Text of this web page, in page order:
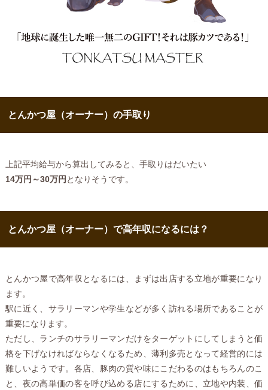
とんかつ屋（オーナー）の手取り
上記平均給与から算出してみると、手取りはだいたい
14万円～30万円 となりそうです。
とんかつ屋（オーナー）で高年収になるには？
とんかつ屋で高年収となるには、まずは出店する立地が重要になり
ます。
駅に近く、サラリーマンや学生などが多く訪れる場所であることが
重要になります。
ただし、ランチのサラリーマンだけをターゲットにしてしまうと価
格を下げなければならなくなるため、薄利多売となって経営的には
難しいようです。各店、豚肉の質や味にこだわるのはもちろんのこ
と、夜の高単価の客を呼び込める店にするために、立地や内装、価